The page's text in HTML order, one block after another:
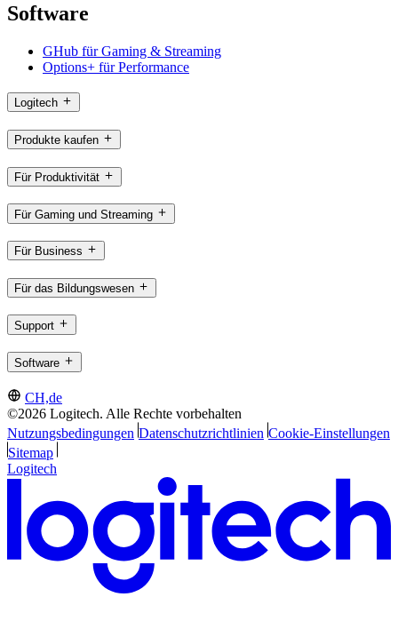
Software
GHub für Gaming & Streaming
Options+ für Performance
Logitech
Produkte kaufen
Für Produktivität
Für Gaming und Streaming
Für Business
Für das Bildungswesen
Support
Software
CH,de
©2026 Logitech. Alle Rechte vorbehalten
Nutzungsbedingungen Datenschutzrichtlinien Cookie-Einstellungen
Sitemap
Logitech